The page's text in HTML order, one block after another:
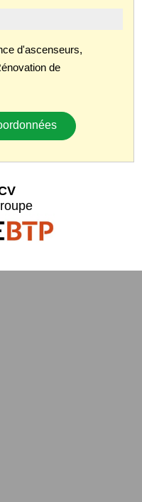
d'ascenseurs,
de